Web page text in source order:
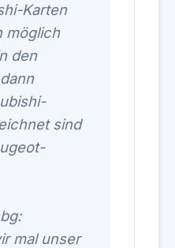
Karten
möglich
den
sind
mal unser